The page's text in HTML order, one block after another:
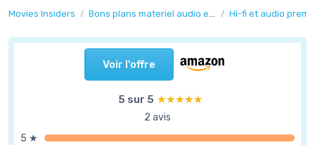
Movies Insiders Bons plans materiel audio et video Hi-fi et audio
Voir l'offre
5 sur 5 ★★★★★
★★★★★
2 avis
5 ★